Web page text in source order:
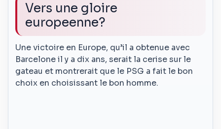
Vers une gloire
europeenne?
Une victoire en Europe, qu’il a obtenue avec
Barcelone il y a dix ans, serait la cerise sur le
gateau et montrerait que le PSG a fait le bon
choix en choisissant le bon homme.